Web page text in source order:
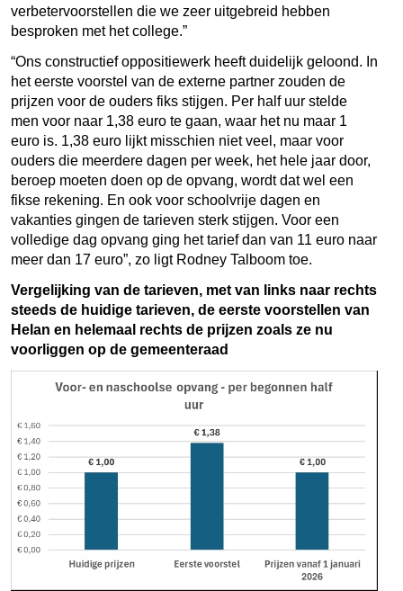
verbetervoorstellen die we zeer uitgebreid hebben
besproken met het college.”
“Ons constructief oppositiewerk heeft duidelijk geloond. In
het eerste voorstel van de externe partner zouden de
prijzen voor de ouders fiks stijgen. Per half uur stelde
men voor naar 1,38 euro te gaan, waar het nu maar 1
euro is. 1,38 euro lijkt misschien niet veel, maar voor
ouders die meerdere dagen per week, het hele jaar door,
beroep moeten doen op de opvang, wordt dat wel een
fikse rekening. En ook voor schoolvrije dagen en
vakanties gingen de tarieven sterk stijgen. Voor een
volledige dag opvang ging het tarief dan van 11 euro naar
meer dan 17 euro”, zo ligt Rodney Talboom toe.
Vergelijking van de tarieven, met van links naar rechts
steeds de huidige tarieven, de eerste voorstellen van
Helan en helemaal rechts de prijzen zoals ze nu
voorliggen op de gemeenteraad